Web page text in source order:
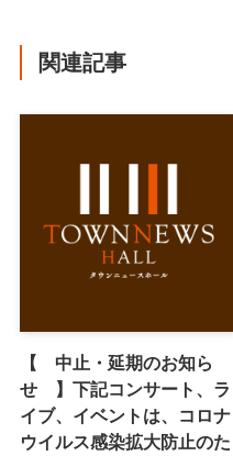
関連記事
【 中止・延期のお知ら
せ 】下記コンサート、ラ
イブ、イベントは、コロナ
ウイルス感染拡大防止のた